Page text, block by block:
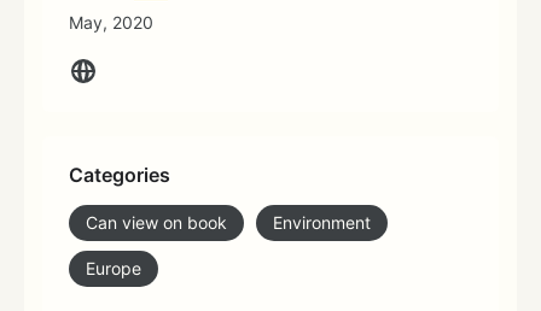
May, 2020
Categories
Can view on book Environment
Europe